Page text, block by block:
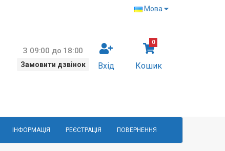
Мова
З 09:00 до 18:00
Замовити дзвінок Вхід Кошик
0
ІНФОРМАЦІЯ РЕЄСТРАЦІЯ ПОВЕРНЕННЯ